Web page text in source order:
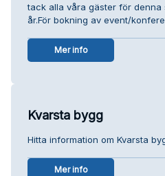
tack alla våra gäster för denna
år.För bokning av event/
Mer info
Kvarsta bygg
Hitta information om Kvarsta
Mer info